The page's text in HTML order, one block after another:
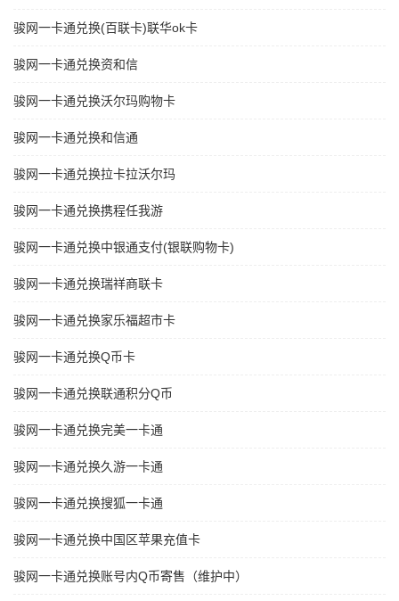
骏网一卡通兑换(百联卡)联华ok卡
骏网一卡通兑换资和信
骏网一卡通兑换沃尔玛购物卡
骏网一卡通兑换和信通
骏网一卡通兑换拉卡拉沃尔玛
骏网一卡通兑换携程任我游
骏网一卡通兑换中银通支付(银联购物卡)
骏网一卡通兑换瑞祥商联卡
骏网一卡通兑换家乐福超市卡
骏网一卡通兑换Q币卡
骏网一卡通兑换联通积分Q币
骏网一卡通兑换完美一卡通
骏网一卡通兑换久游一卡通
骏网一卡通兑换搜狐一卡通
骏网一卡通兑换中国区苹果充值卡
骏网一卡通兑换账号内Q币寄售（维护中）